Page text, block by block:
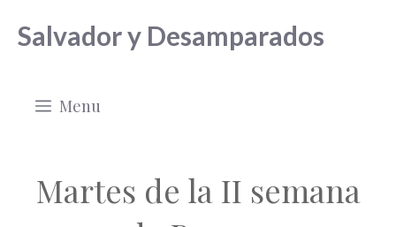
Salvador y Desamparados
Menu
Martes de la II semana